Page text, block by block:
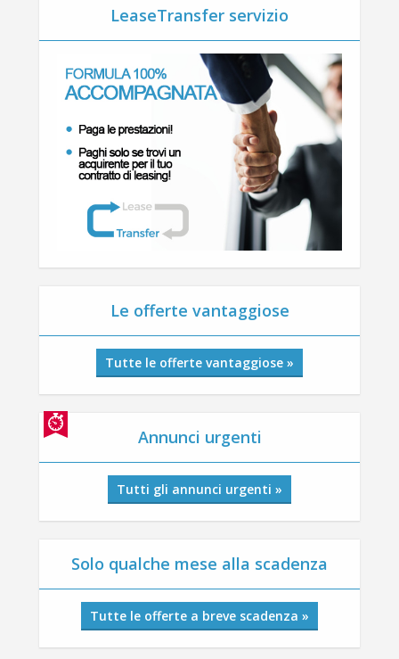
LeaseTransfer servizio
Le offerte vantaggiose
Tutte le offerte vantaggiose »
Annunci urgenti
Tutti gli annunci urgenti »
Solo qualche mese alla scadenza
Tutte le offerte a breve scadenza »